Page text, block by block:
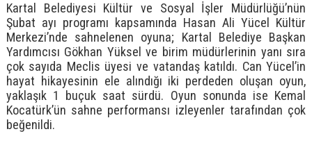
Kartal Belediyesi Kültür ve Sosyal İşler Müdürlüğü’nün
Şubat ayı programı kapsamında Hasan Ali Yücel Kültür
Merkezi’nde sahnelenen oyuna; Kartal Belediye Başkan
Yardımcısı Gökhan Yüksel ve birim müdürlerinin yanı sıra
çok sayıda Meclis üyesi ve vatandaş katıldı. Can Yücel’in
hayat hikayesinin ele alındığı iki perdeden oluşan oyun,
yaklaşık 1 buçuk saat sürdü. Oyun sonunda ise Kemal
Kocatürk’ün sahne performansı izleyenler tarafından çok
beğenildi.